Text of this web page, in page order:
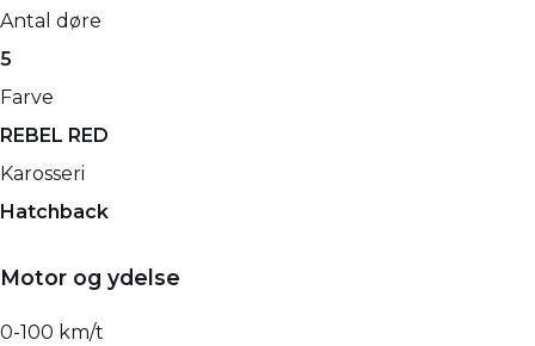
Antal døre
5
Farve
REBEL RED
Karosseri
Hatchback
Motor og ydelse
0-100 km/t